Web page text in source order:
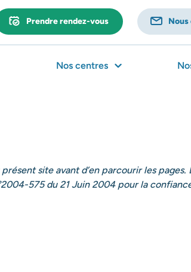
Nos centres
Prendre rendez-vous
site avant d’en parcourir les
575 du 21 Juin 2004 pour la